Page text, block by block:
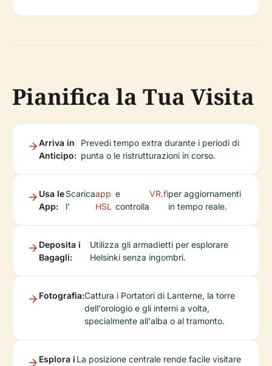
Pianifica la Tua Visita
Arriva in
Anticipo:
Prevedi tempo extra durante i periodi di
punta o le ristrutturazioni in corso.
Usa le
App:
Scarica
l'
app
HSL
e
controlla
VR.fiper aggiornamenti
in tempo reale.
Deposita i
Bagagli:
Utilizza gli armadietti per esplorare
Helsinki senza ingombri.
Fotografia:Cattura i Portatori di Lanterne, la torre
dell'orologio e gli interni a volta,
specialmente all'alba o al tramonto.
Esplora i La posizione centrale rende facile visitare